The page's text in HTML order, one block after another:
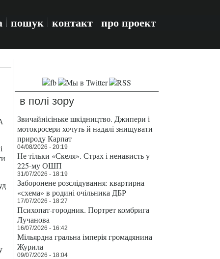
пошук контакт про проект
в полі зору
Звичайнісіньке шкідництво. Джипери і
мотокросери хочуть й надалі знищувати
природу Карпат
04/08/2026 - 20:19
Не тільки «Скеля». Страх і ненависть у
225-му ОШП
31/07/2026 - 18:19
Заборонене розслідування: квартирна
«схема» в родині очільника ДБР
17/07/2026 - 18:27
Психопат-городник. Портрет комбрига
Лучанова
16/07/2026 - 16:42
Мільярдна гральна імперія громадянина
Журила
09/07/2026 - 18:04